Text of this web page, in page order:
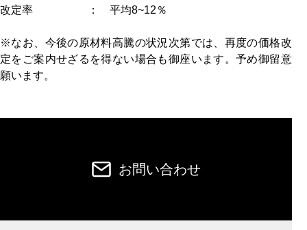
改定率 ： 平均8~12％
※なお、今後の原材料高騰の状況次第では、再度の価格改
定をご案内せざるを得ない場合も御座います。予め御留意
願います。
お問い合わせ